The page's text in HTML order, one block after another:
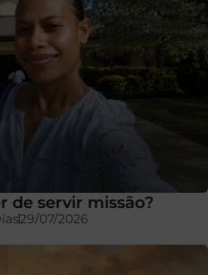
de servir missão?
29/07/2026